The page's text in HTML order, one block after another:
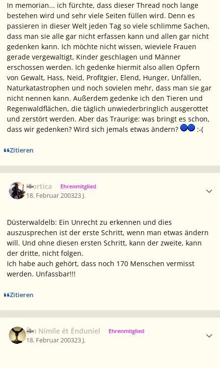
In memorian... ich fürchte, dass dieser Thread noch lange
bestehen wird und sehr viele Seiten füllen wird. Denn es
passieren in dieser Welt jeden Tag so viele schlimme Sachen,
dass man sie alle gar nicht erfassen kann und allen gar nicht
gedenken kann. Ich möchte nicht wissen, wieviele Frauen
gerade vergewaltigt, Kinder geschlagen und Männer
erschossen werden. Ich gedenke hiermit also allen Opfern
von Gewalt, Hass, Neid, Profitgier, Elend, Hunger, Unfällen,
Naturkatastrophen und noch sovielen mehr, dass man sie gar
nicht nennen kann. Außerdem gedenke ich den Tieren und
Regenwaldflächen, die täglich unwiederbringlich ausgerottet
und zerstört werden. Aber das Traurige: was bringt es schon,
dass wir gedenken? Wird sich jemals etwas ändern?
:-(
Zitieren
Mortica Ehrenmitglied
18. Februar 200323 J.
Düsterwaldelb: Ein Unrecht zu erkennen und dies
auszusprechen ist der erste Schritt, wenn man etwas ändern
will. Und ohne diesen ersten Schritt, kann der zweite, kann
der dritte, nicht folgen.
Ich habe auch gehört, dass noch 170 Menschen vermisst
werden. Unfassbar!!!
Zitieren
Êm Nímíle ét Ënduníel Ehrenmitglied
18. Februar 200323 J.